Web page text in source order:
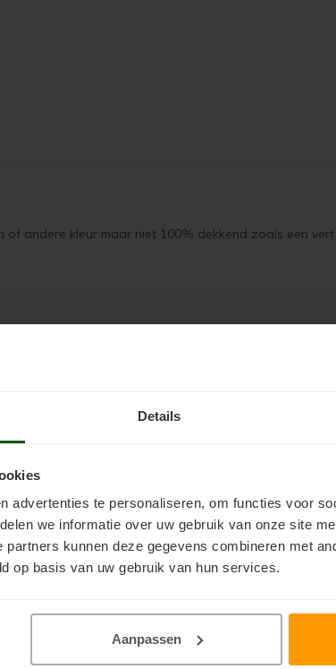
Details
advertenties te personaliseren, om functies voor
we informatie over uw gebruik van onze site
kunnen deze gegevens combineren met
op basis van uw gebruik van hun services.
Aanpassen
andere kleur maar niet 100% dekkend zoals een
hout.
90019 Dempet lys gra)
gemakkelijk onderhoud
Silbergrau hell)